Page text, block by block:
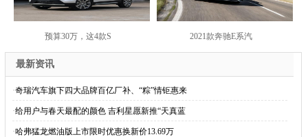
预算30万，这4款S 2021款奔驰E系汽
最新资讯
·奇瑞汽车旗下四大品牌百亿厂补、“粽”情钜惠来
·给用户与春天最配的颜色 吉利星愿新推“天真蓝
·哈弗猛龙燃油版上市限时优惠换新价13.69万